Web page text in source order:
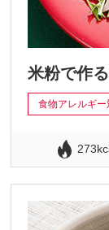
米粉で作
食物アレルギー